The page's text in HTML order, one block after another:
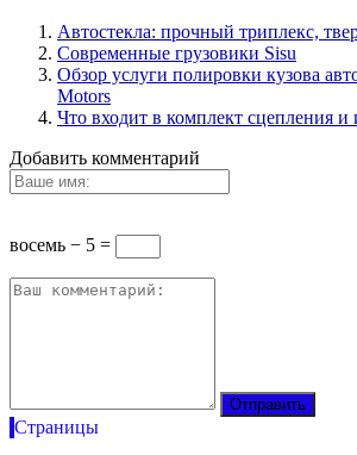
Автостекла: прочный триплекс,
Современные грузовики Sisu
Обзор услуги полировки кузова
Motors
Что входит в комплект сцепления и
Добавить комментарий
восемь − 5 =
Страницы